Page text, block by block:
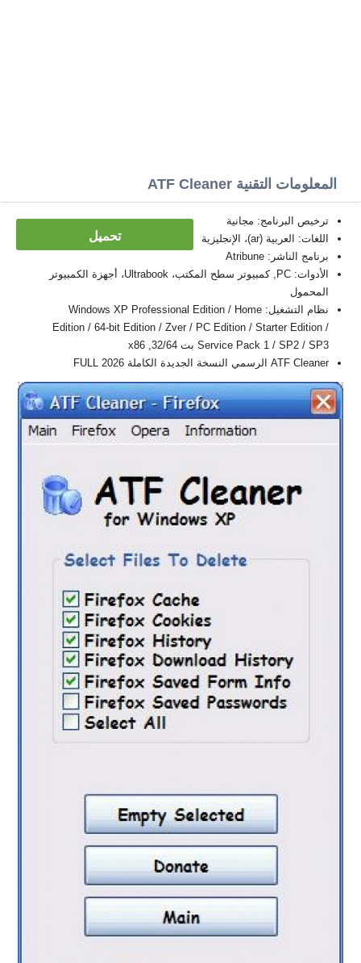
المعلومات التقنية ATF Cleaner
تحميل
ترخيص البرنامج: مجانية
اللغات: العربية (ar)، الإنجليزية
برنامج الناشر: Atribune
الأدوات: PC, كمبيوتر سطح المكتب، Ultrabook، أجهزة الكمبيوتر
المحمول
نظام التشغيل: Windows XP Professional Edition / Home
Edition / 64-bit Edition / Zver / PC Edition / Starter Edition /
Service Pack 1 / SP2 / SP3 بت 32/64, x86
ATF Cleaner الرسمي النسخة الجديدة الكاملة FULL 2026